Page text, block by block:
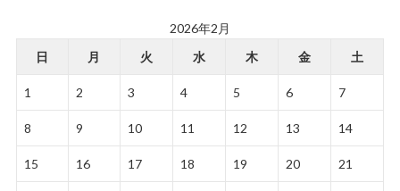
2026年2月
日
月 火 水 木 金 土
1 2 3 4 5 6 7
8 9 10 11 12 13 14
15 16 17 18 19 20 21